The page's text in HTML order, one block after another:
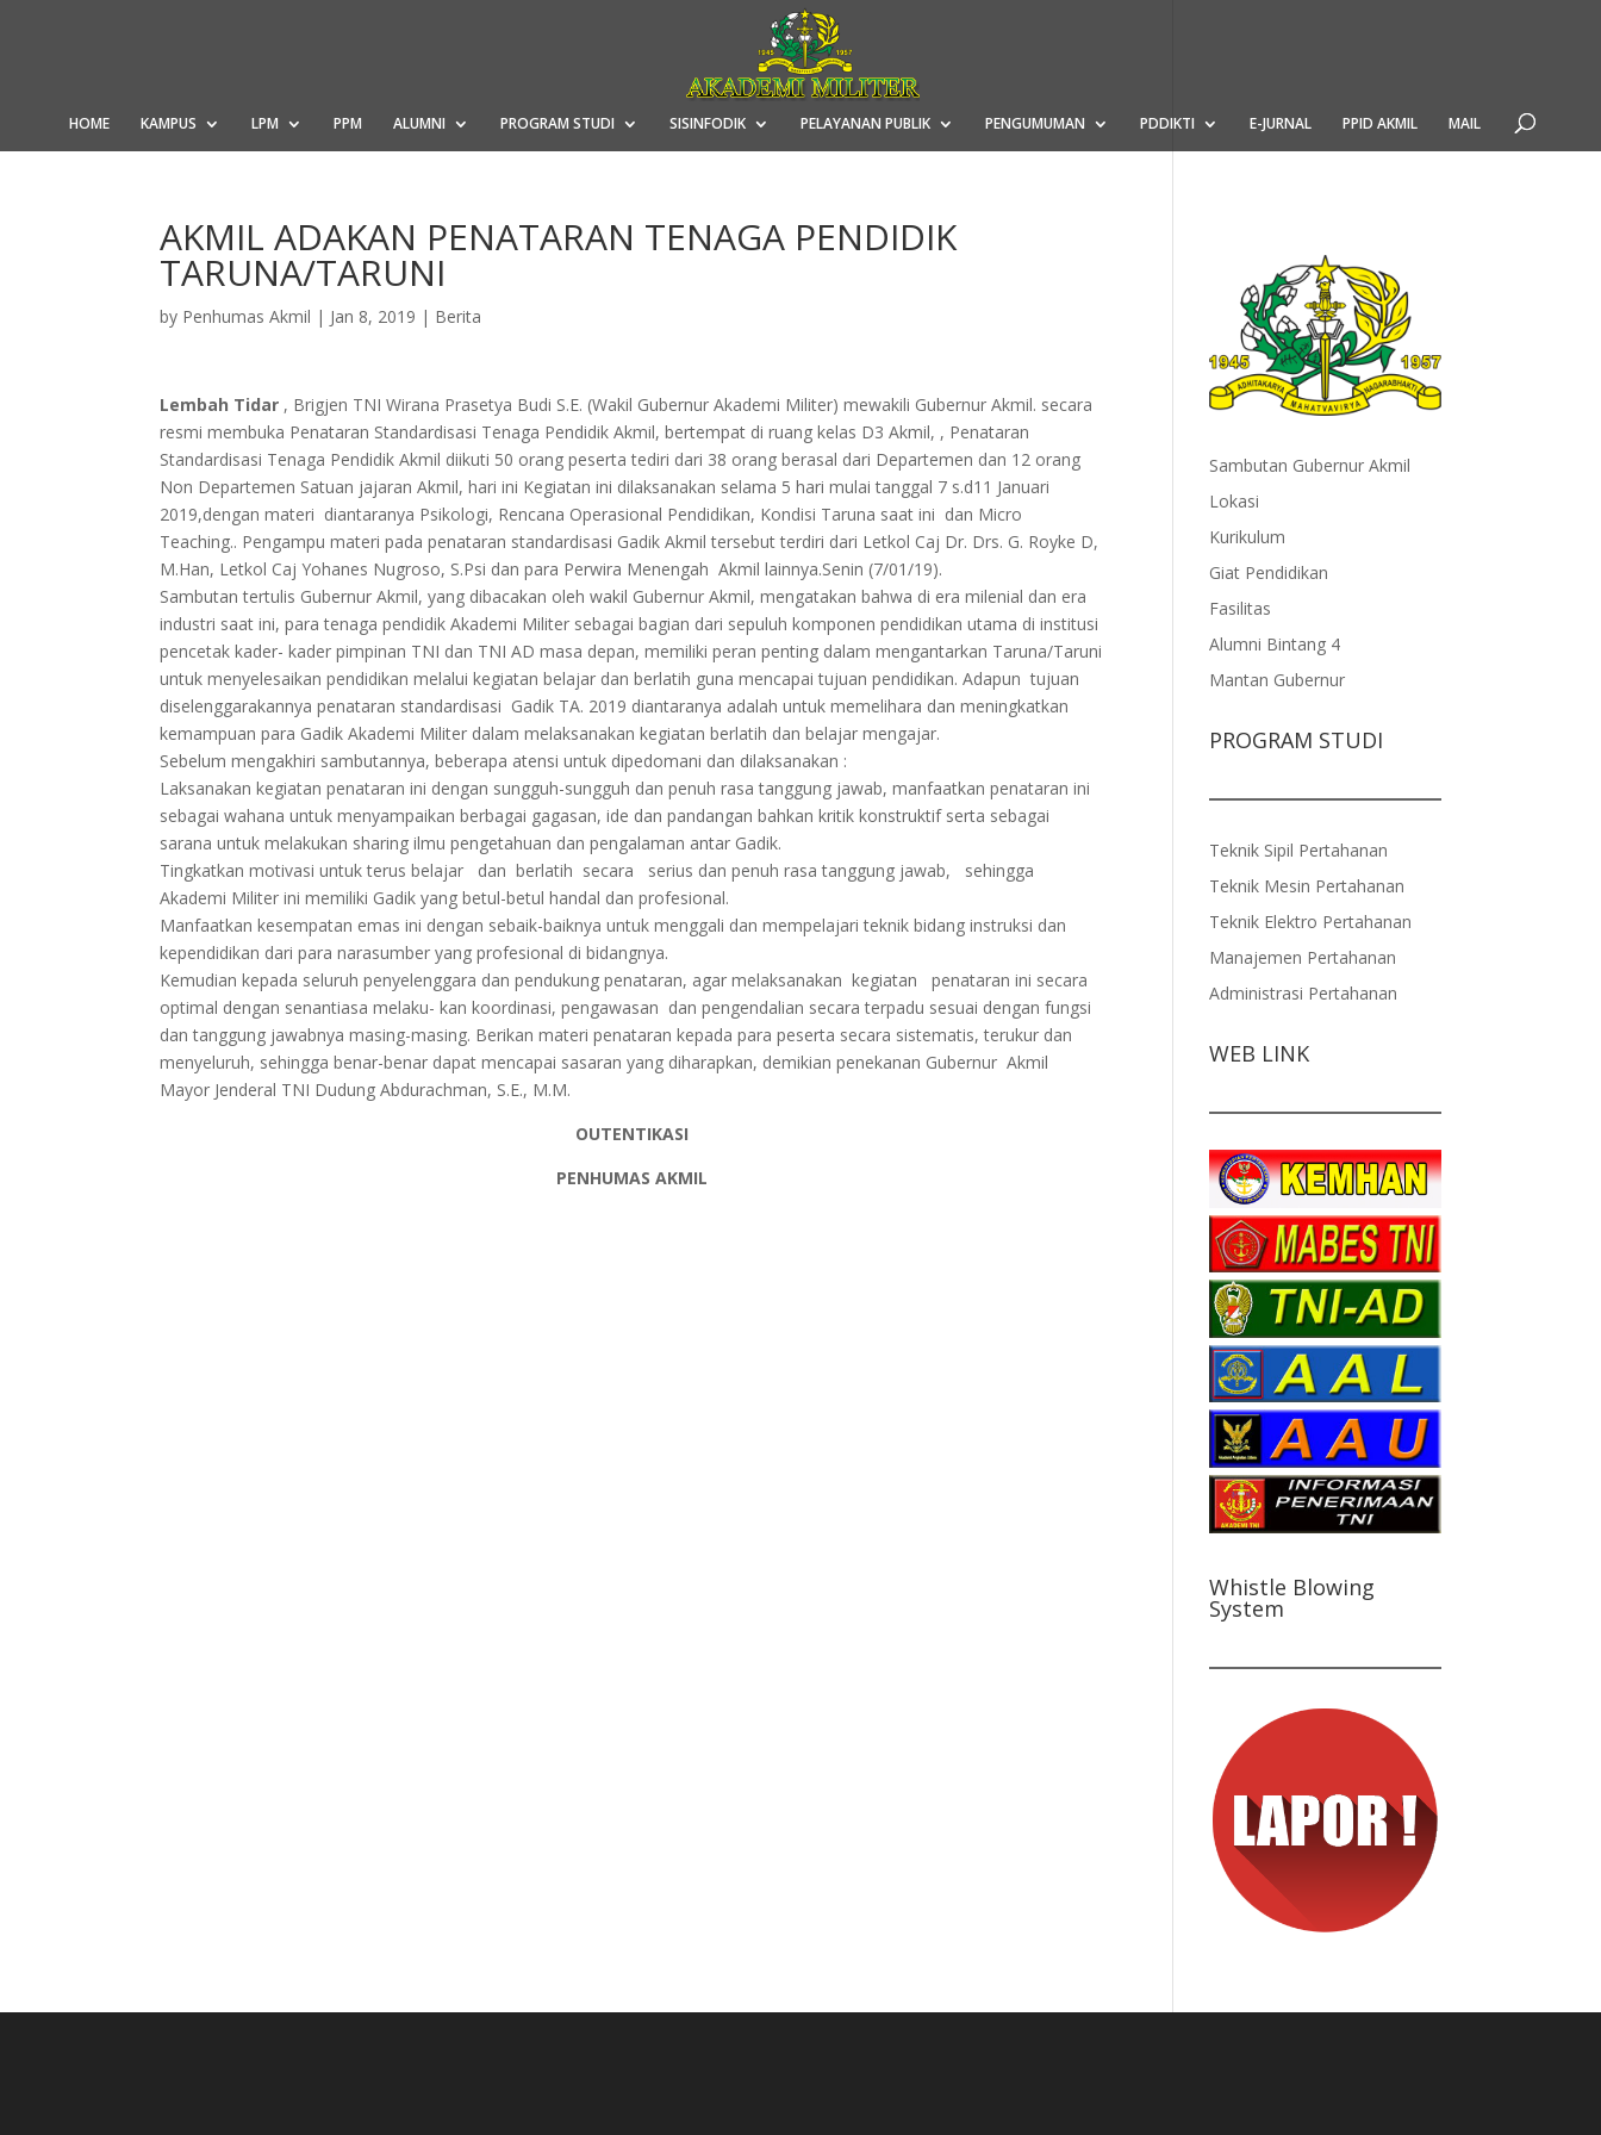
HOME KAMPUS LPM PPM ALUMNI PROGRAM STUDI SISINFODIK PELAYANAN PUBLIK PENGUMUMAN PDDIKTI E-JURNAL PPID AKMIL MAIL
AKMIL ADAKAN PENATARAN TENAGA PENDIDIK
TARUNA/TARUNI
by Penhumas Akmil | Jan 8, 2019 | Berita
Lembah Tidar , Brigjen TNI Wirana Prasetya Budi S.E. (Wakil Gubernur Akademi Militer) mewakili Gubernur Akmil. secara
resmi membuka Penataran Standardisasi Tenaga Pendidik Akmil, bertempat di ruang kelas D3 Akmil, , Penataran
Standardisasi Tenaga Pendidik Akmil diikuti 50 orang peserta tediri dari 38 orang berasal dari Departemen dan 12 orang
Non Departemen Satuan jajaran Akmil, hari ini Kegiatan ini dilaksanakan selama 5 hari mulai tanggal 7 s.d11 Januari
2019,dengan materi diantaranya Psikologi, Rencana Operasional Pendidikan, Kondisi Taruna saat ini dan Micro
Teaching.. Pengampu materi pada penataran standardisasi Gadik Akmil tersebut terdiri dari Letkol Caj Dr. Drs. G. Royke D,
M.Han, Letkol Caj Yohanes Nugroso, S.Psi dan para Perwira Menengah Akmil lainnya.Senin (7/01/19).
Sambutan tertulis Gubernur Akmil, yang dibacakan oleh wakil Gubernur Akmil, mengatakan bahwa di era milenial dan era
industri saat ini, para tenaga pendidik Akademi Militer sebagai bagian dari sepuluh komponen pendidikan utama di institusi
pencetak kader- kader pimpinan TNI dan TNI AD masa depan, memiliki peran penting dalam mengantarkan Taruna/Taruni
untuk menyelesaikan pendidikan melalui kegiatan belajar dan berlatih guna mencapai tujuan pendidikan. Adapun tujuan
diselenggarakannya penataran standardisasi Gadik TA. 2019 diantaranya adalah untuk memelihara dan meningkatkan
kemampuan para Gadik Akademi Militer dalam melaksanakan kegiatan berlatih dan belajar mengajar.
Sebelum mengakhiri sambutannya, beberapa atensi untuk dipedomani dan dilaksanakan :
Laksanakan kegiatan penataran ini dengan sungguh-sungguh dan penuh rasa tanggung jawab, manfaatkan penataran ini
sebagai wahana untuk menyampaikan berbagai gagasan, ide dan pandangan bahkan kritik konstruktif serta sebagai
sarana untuk melakukan sharing ilmu pengetahuan dan pengalaman antar Gadik.
Tingkatkan motivasi untuk terus belajar dan berlatih secara serius dan penuh rasa tanggung jawab, sehingga
Akademi Militer ini memiliki Gadik yang betul-betul handal dan profesional.
Manfaatkan kesempatan emas ini dengan sebaik-baiknya untuk menggali dan mempelajari teknik bidang instruksi dan
kependidikan dari para narasumber yang profesional di bidangnya.
Kemudian kepada seluruh penyelenggara dan pendukung penataran, agar melaksanakan kegiatan penataran ini secara
optimal dengan senantiasa melaku- kan koordinasi, pengawasan dan pengendalian secara terpadu sesuai dengan fungsi
dan tanggung jawabnya masing-masing. Berikan materi penataran kepada para peserta secara sistematis, terukur dan
menyeluruh, sehingga benar-benar dapat mencapai sasaran yang diharapkan, demikian penekanan Gubernur Akmil
Mayor Jenderal TNI Dudung Abdurachman, S.E., M.M.
OUTENTIKASI
PENHUMAS AKMIL
Sambutan Gubernur Akmil
Lokasi
Kurikulum
Giat Pendidikan
Fasilitas
Alumni Bintang 4
Mantan Gubernur
PROGRAM STUDI
Teknik Sipil Pertahanan
Teknik Mesin Pertahanan
Teknik Elektro Pertahanan
Manajemen Pertahanan
Administrasi Pertahanan
WEB LINK
Whistle Blowing
System